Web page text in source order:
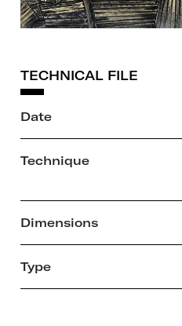
TECHNICAL FILE
Date
Technique
Dimensions
Type